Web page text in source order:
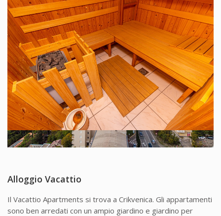
Alloggio Vacattio
Il Vacattio Apartments si trova a Crikvenica. Gli appartamenti
sono ben arredati con un ampio giardino e giardino per